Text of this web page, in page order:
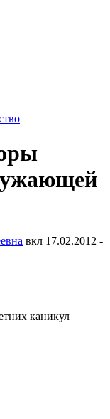
вкл 17.02.2012 -
каникул